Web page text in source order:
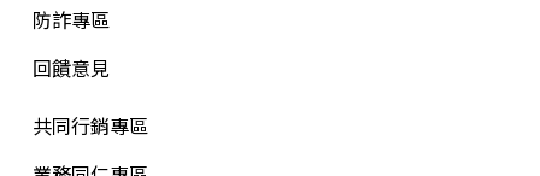
防詐專區
回饋意見
共同行銷專區